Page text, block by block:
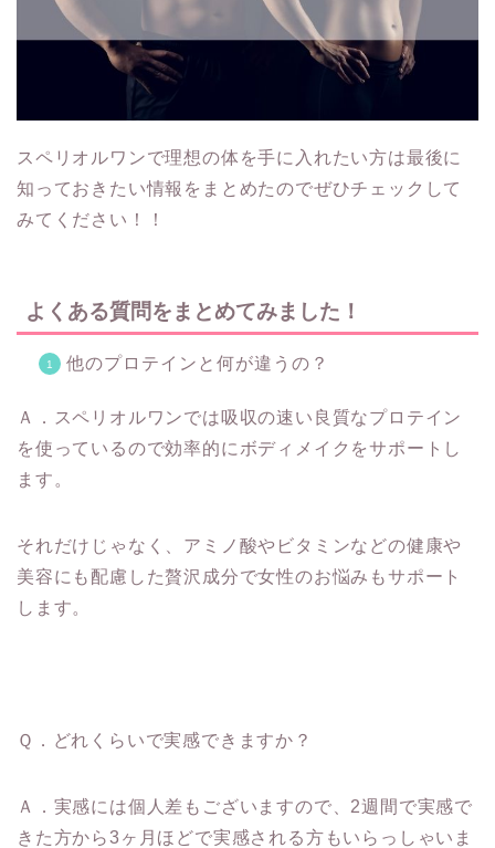
スペリオルワンで理想の体を手に入れたい方は最後に
知っておきたい情報をまとめたのでぜひチェックして
みてください！！
よくある質問をまとめてみました！
他のプロテインと何が違うの？
Ａ．スペリオルワンでは吸収の速い良質なプロテイン
を使っているので効率的にボディメイクをサポートし
ます。
それだけじゃなく、アミノ酸やビタミンなどの健康や
美容にも配慮した贅沢成分で女性のお悩みもサポート
します。
Ｑ．どれくらいで実感できますか？
Ａ．実感には個人差もございますので、2週間で実感で
きた方から3ヶ月ほどで実感される方もいらっしゃいま